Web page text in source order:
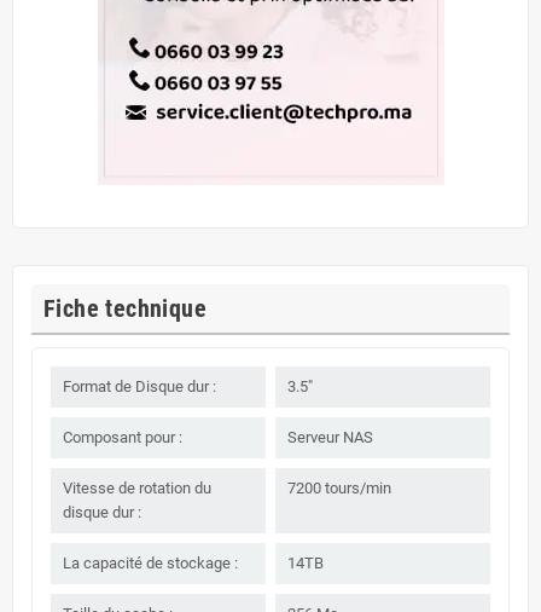
Fiche technique
Format de Disque dur : 3.5"
Composant pour : Serveur NAS
Vitesse de rotation du
disque dur :
7200 tours/min
La capacité de stockage : 14TB